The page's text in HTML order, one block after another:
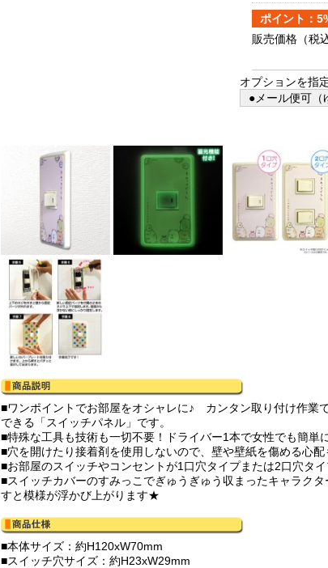
ポイント：
販売価格 （税
オプションを指
●メール便可（
■ワンポイントでお部屋をオシャレに♪ カンタン取り付け作業
できる「スイッチパネル」です。
■特殊な工具も技術も一切不要！ドライバー1本で女性でも簡単
■穴を開けたり接着剤を使用しないので、壁や壁紙を傷める心配
■お部屋のスイッチやコンセントが1口穴タイプまたは2口穴タイ
■スイッチカバーのすみっこでぎゅうぎゅう収まったキャラク
すと模様が浮かび上がります★
■本体サイズ：約H120xW70mm
■スイッチ穴サイズ：約H23xW29mm